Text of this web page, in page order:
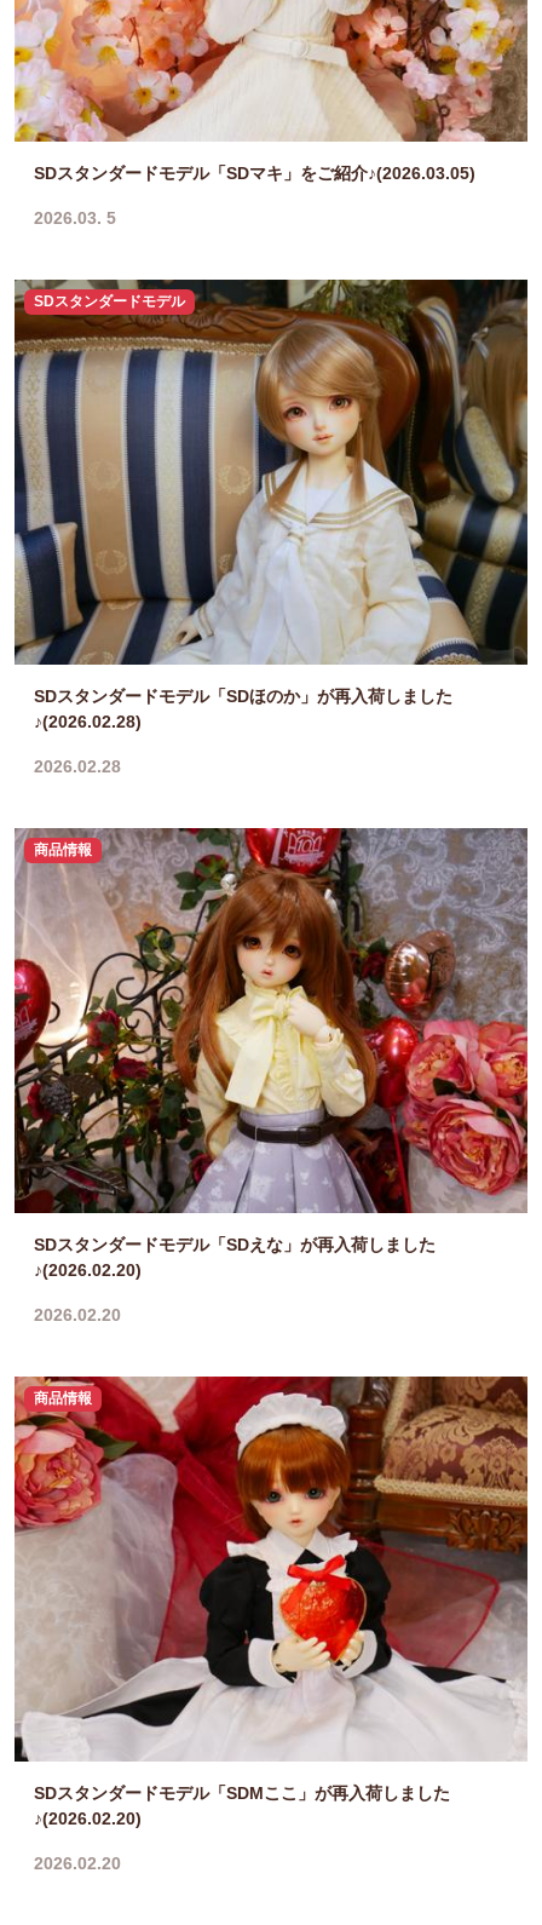
SDスタンダードモデル「SDマキ」をご紹介♪(2026.03.05)
2026.03. 5
SDスタンダードモデル
SDスタンダードモデル「SDほのか」が再入荷しました
♪(2026.02.28)
2026.02.28
商品情報
SDスタンダードモデル「SDえな」が再入荷しました
♪(2026.02.20)
2026.02.20
商品情報
SDスタンダードモデル「SDMここ」が再入荷しました
♪(2026.02.20)
2026.02.20